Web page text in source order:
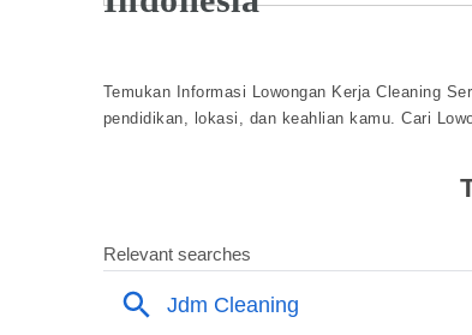
Temukan Informasi Lowongan Kerja Cleaning
pendidikan, lokasi, dan keahlian kamu. Cari